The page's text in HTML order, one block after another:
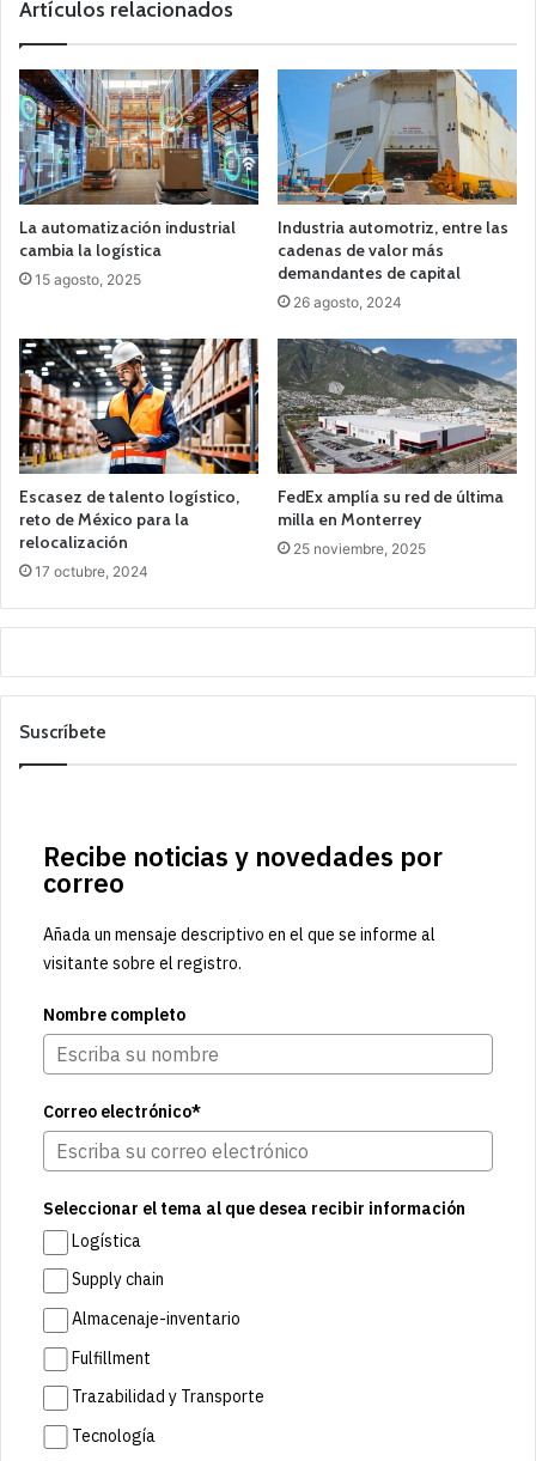
Artículos relacionados
La automatización industrial
cambia la logística
15 agosto, 2025
Industria automotriz, entre las
cadenas de valor más
demandantes de capital
26 agosto, 2024
Escasez de talento logístico,
reto de México para la
relocalización
17 octubre, 2024
FedEx amplía su red de última
milla en Monterrey
25 noviembre, 2025
Suscríbete
Recibe noticias y novedades por
correo
Añada un mensaje descriptivo en el que se informe al
visitante sobre el registro.
Nombre completo
Correo electrónico*
Seleccionar el tema al que desea recibir información
Logística
Supply chain
Almacenaje-inventario
Fulfillment
Trazabilidad y Transporte
Tecnología